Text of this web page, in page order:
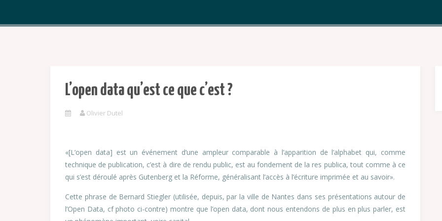
L’open data qu’est ce que c’est ?
Olivier Dutel
«[L’open data] est un événement d’une ampleur comparable à l’apparition de l’alphabet qui, comme
technique de publication, c’est à dire de rendu public, est au fondement de la res publica, tout comme à ce
qui s’est déroulé après Gutenberg et la Réforme, généralisant l’accès à l’écriture imprimée et au savoir».
Cette phrase de Bernard Stiegler (utilisée, depuis, par la ville de Nantes dans ses présentations autour de
l’Open Data, cf photo ci-contre) montre que l’open data, dont nous entendons de plus en plus parler, est